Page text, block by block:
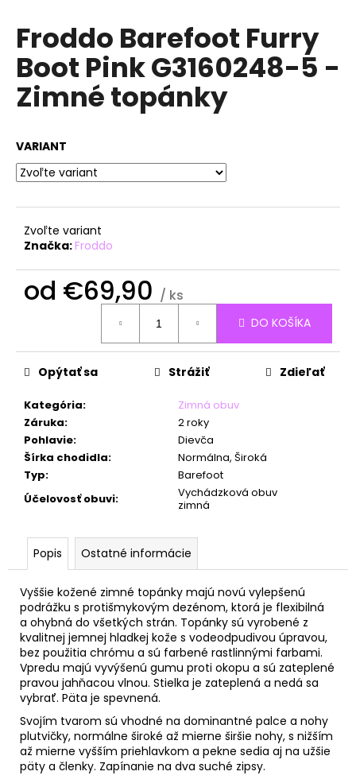
Froddo Barefoot Furry
Boot Pink G3160248-5 -
Zimné topánky
VARIANT
Zvoľte variant
Značka:Froddo
od €69,90 / ks
DO KOŠÍKA
Kategória:
Zimná obuv
Záruka:
2 roky
Pohlavie:
Dievča
Šírka chodidla:
Normálna, Široká
Typ:
Barefoot
Účelovosť obuvi:
Vychádzková obuv
zimná
Opýtať sa Strážiť Zdieľať
Popis Ostatné informácie
Vyššie kožené zimné topánky majú novú vylepšenú
podrážku s protišmykovým dezénom, ktorá je flexibilná
a ohybná do všetkých strán. Topánky sú vyrobené z
kvalitnej jemnej hladkej kože s vodeodpudivou úpravou,
bez použitia chrómu a sú farbené rastlinnými farbami.
Vpredu majú vyvýšenú gumu proti okopu a sú zateplené
pravou jahňacou vlnou. Stielka je zateplená a nedá sa
vybrať. Päta je spevnená.
Svojím tvarom sú vhodné na dominantné palce a nohy
plutvičky, normálne široké až mierne širšie nohy, s nižším
až mierne vyšším priehlavkom a pekne sedia aj na užšie
päty a členky. Zapínanie na dva suché zipsy.
j
s
ť
?
HĽADAŤ
O
d
p
č
a
e